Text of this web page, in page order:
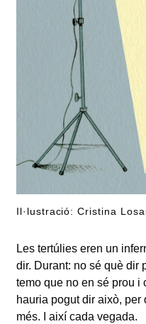
Il·lustració: Cristina
Les tertúlies eren un
dir. Durant: no sé què dir
temo que no en sé prou i
hauria pogut dir això,
més. I així cada vegada.